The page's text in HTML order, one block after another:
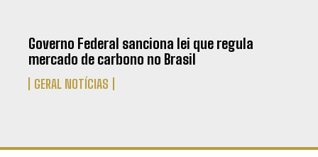
Governo Federal sanciona lei que regula
mercado de carbono no Brasil
GERAL NOTÍCIAS